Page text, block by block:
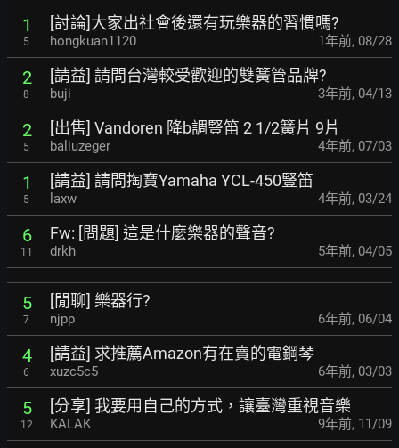
1
5
[討論]大家出社會後還有玩樂器的習慣嗎?
hongkuan1120 1年前, 08/28
2
8
[請益] 請問台灣較受歡迎的雙簧管品牌?
buji 3年前, 04/13
2
5
[出售] Vandoren 降b調豎笛 2 1/2簧片 9片
baliuzeger 4年前, 07/03
1
5
[請益] 請問掏寶Yamaha YCL-450豎笛
laxw 4年前, 03/24
6
11
Fw: [問題] 這是什麼樂器的聲音?
drkh 5年前, 04/05
5
7
[閒聊] 樂器行?
njpp 6年前, 06/04
4
6
[請益] 求推薦Amazon有在賣的電鋼琴
xuzc5c5 6年前, 03/03
5
12
[分享] 我要用自己的方式，讓臺灣重視音樂
KALAK 9年前, 11/09